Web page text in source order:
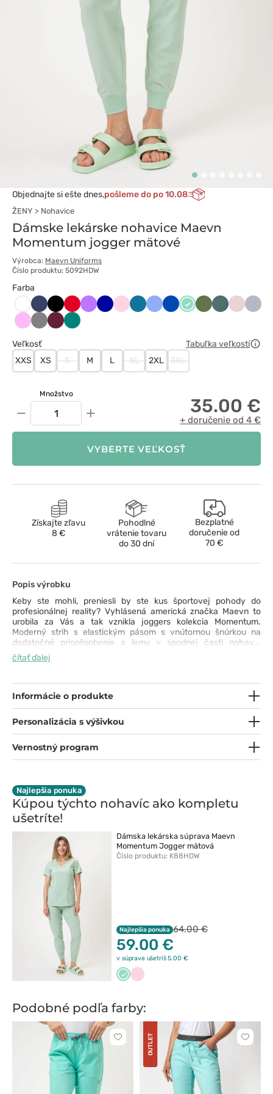
Objednajte si ešte dnes,pošleme do po 10.08
ŽENY Nohavice
Dámske lekárske nohavice Maevn
Momentum jogger mätové
Výrobca: Maevn Uniforms
Číslo produktu: 5092HDW
Farba
Biały Ciemny
granat
CzarnyCzerwony
FioletowyGranatowy
Jasnoróżowy
KaraibskiKlasyczny
Królewski
MiętowyOliwkowyPastelowa
Różowy
Szary Wiśniowy
Zielony
Veľkosť
Tabuľka veľkostí
XXS
XS S M L XL 2XL 3XL
Množstvo
− + 35.00 €
+ doručenie od 4 €
VYBERTE VEĽKOSŤ
Získajte zľavu
8 €
Pohodlné
vrátenie tovaru
do 30 dní
Bezplatné
doručenie od
70 €
Popis výrobku
Keby ste mohli, preniesli by ste kus športovej pohody do
profesionálnej reality? Vyhlásená americká značka Maevn to
urobila za Vás a tak vznikla joggers kolekcia Momentum.
Moderný strih s elastickým pásom s vnútornou šnúrkou na
dodatočné prispôsobenie a lemy v spodnej časti nohavíc
z mikroúpletu - pôsobí sviežo a atraktívne. Medzi šiestimi
vreckami, do ktorých schováte najnutnejšie drobnosti, dve typu
materiál, ktorý sa prispôsobí vašej postave, natiahne sa v
štyroch smeroch a nekrčí sa. Tak čo, už ich máte v košíku?
čítať ďalej
Informácie o produkte
Personalizácia s výšivkou
Vernostný program
Najlepšia ponuka
Kúpou týchto nohavíc ako kompletu
ušetríte!
Dámska lekárska súprava Maevn
Momentum Jogger mätová
Číslo produktu: K88HDW
Najlepšia ponuka 64.00 €
59.00 €
v súprave ušetríš 5.00 €
MiętowyJasnoróżowy
Podobné podľa farby:
Kliknite
OUTLET
Kliknite